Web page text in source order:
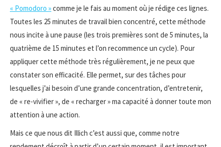
« Pomodoro »comme je le fais au moment où je rédige ces lignes.
Toutes les 25 minutes de travail bien concentré, cette méthode
nous incite à une pause (les trois premières sont de 5 minutes, la
quatrième de 15 minutes et l’on recommence un cycle). Pour
appliquer cette méthode très régulièrement, je ne peux que
constater son efficacité. Elle permet, sur des tâches pour
lesquelles j’ai besoin d’une grande concentration, d’entretenir,
de « re-vivifier », de « recharger » ma capacité à donner toute mon
attention à une action.
Mais ce que nous dit Illich c’est aussi que, comme notre